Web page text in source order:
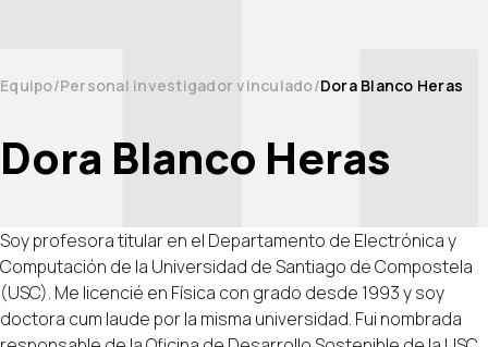
Equipo Personal investigador vinculado Dora Blanco Heras
Dora Blanco Heras
Soy profesora titular en el Departamento de Electrónica y
Computación de la Universidad de Santiago de Compostela
(USC). Me licencié en Física con grado desde 1993 y soy
doctora cum laude por la misma universidad. Fui nombrada